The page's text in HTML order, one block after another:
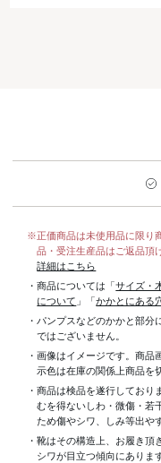
※正価商品は未使用品に限り
品・受注生産品はご返品頂
詳細はこちら
・商品については「サイズ・
について 」「かかとにある
・パンプスなどのかかと部
ではございません。
・画像はイメージです。商
示色は在庫の関係上商品を
・商品は検品を遂行してお
むを得ないしわ・微傷・若
ため傷やシワ、しみ等出や
・靴はその構造上、お履き
シワが目立つ傾向にありま